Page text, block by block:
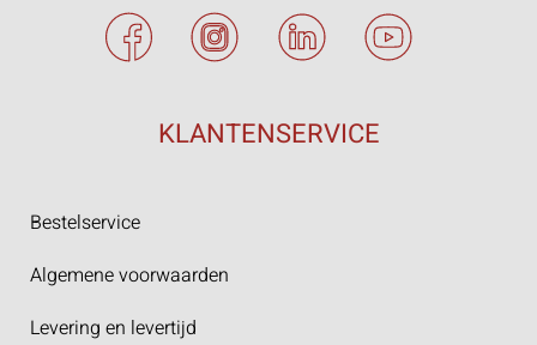
KLANTENSERVICE
Bestelservice
Algemene voorwaarden
Levering en levertijd